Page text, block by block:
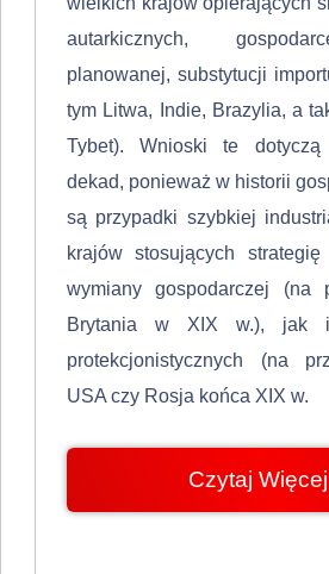
autarkicznych,
planowanej, substytucji
tym Litwa, Indie, Brazylia, a
Tybet). Wnioski te
dekad, ponieważ w historii
są przypadki szybkiej
krajów stosujących strate­gię
wymiany gospodarczej (na
Brytania w XIX w.), jak
protekcjonistycznych (na
USA czy Rosja końca XIX w.
Czytaj